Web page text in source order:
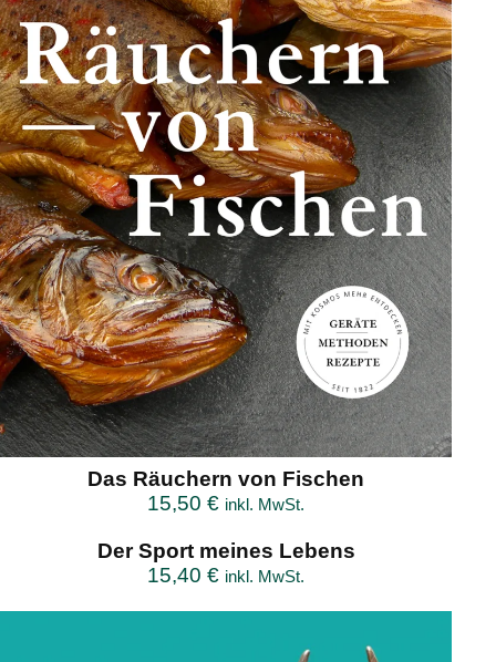
Das Räuchern von Fischen
15,50 € inkl. MwSt.
Der Sport meines Lebens
15,40 € inkl. MwSt.